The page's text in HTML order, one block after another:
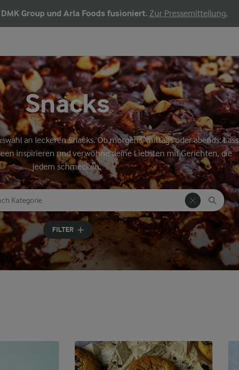
Group und Arla Foods fusioniert. Zur Pressemitteilung.
Snacks
an leckeren Snacks. Ob morgens, mittags oder abends: Lass
inspirieren und verwöhne deine Liebsten mit Gerichten, die
jedem schmecken.
suchen
Suchbegriffe ein
FILTER